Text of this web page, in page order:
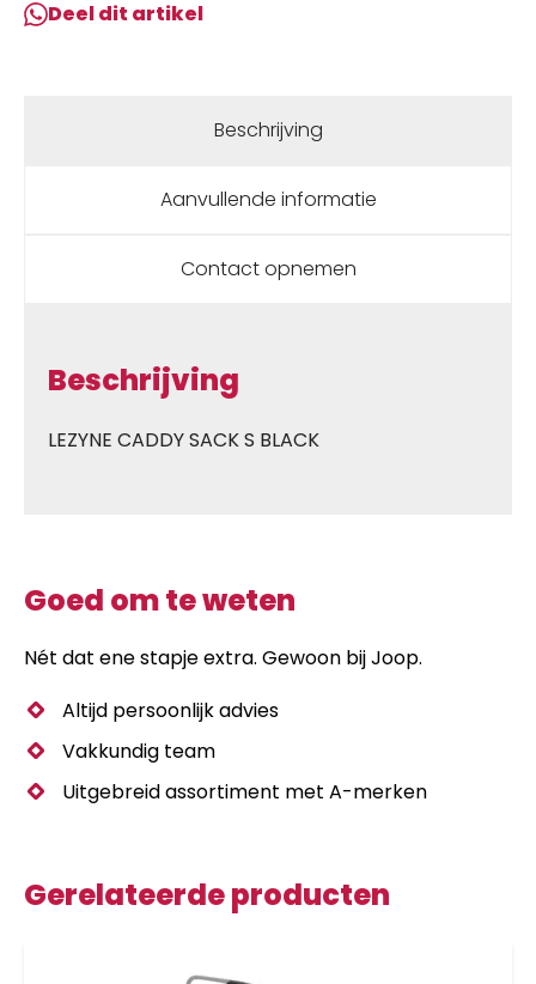
Deel dit artikel
Beschrijving
Aanvullende informatie
Contact opnemen
Beschrijving
LEZYNE CADDY SACK S BLACK
Goed om te weten
Nét dat ene stapje extra. Gewoon bij Joop.
Altijd persoonlijk advies
Vakkundig team
Uitgebreid assortiment met A-merken
Gerelateerde producten